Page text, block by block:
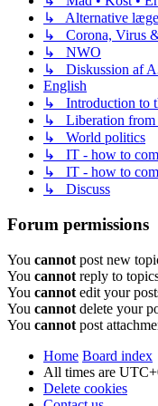
↳ Alternative
↳ Corona, Virus
↳ NWO
↳ Diskussion af
English
↳ Introduction to
↳ Liberation from
↳ World politics
↳ IT - how to
↳ IT - how to
↳ Discuss
Forum permissions
You cannot post new
You cannot reply to
You cannot edit your
You cannot delete your
You cannot post
Home Board index
All times are
Delete cookies